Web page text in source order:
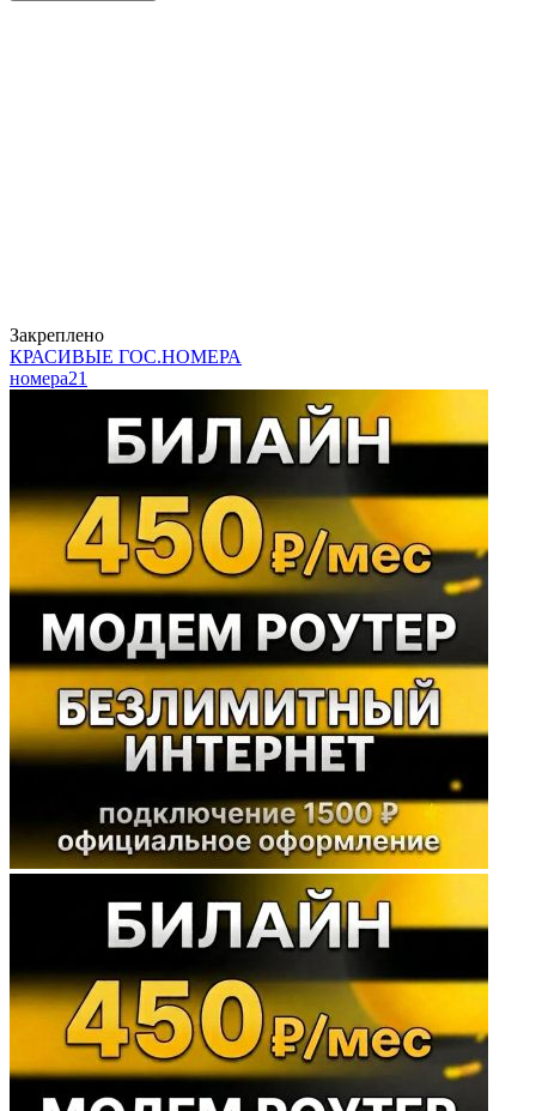
Закреплено
КРАСИВЫЕ ГОС.НОМЕРА
номера21